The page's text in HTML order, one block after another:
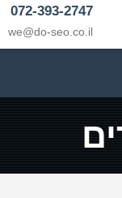
072-393-2747
we@do-seo.co.il